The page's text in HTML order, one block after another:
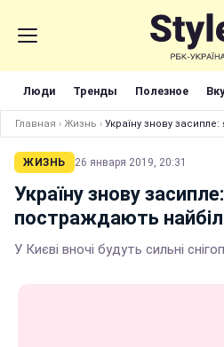
Люди Тренды Полезное
Главная › Жизнь › Україну знову
ЖИЗНЬ 26 января 2019, 20:31
Україну знову
постраждають
У Києві вночі будуть сильні